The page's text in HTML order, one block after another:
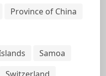
Province of China
Samoa